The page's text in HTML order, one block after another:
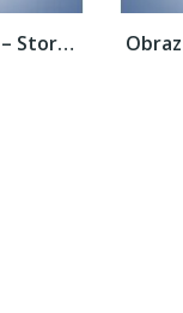
Obraz na płótnie – Storczyk nocą –...